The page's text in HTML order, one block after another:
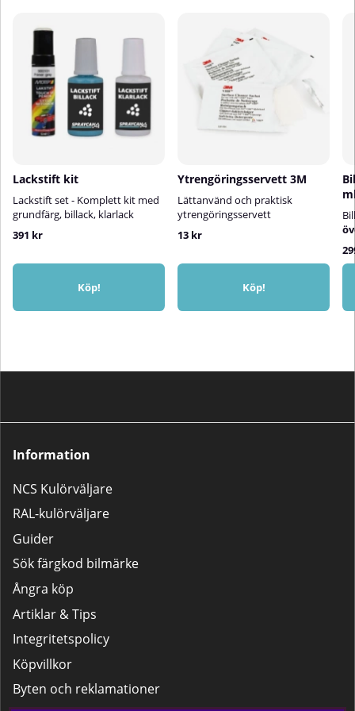
Lackstift kit
Lackstift set - Komplett kit med
grundfärg, billack, klarlack
391 kr
Köp!
Ytrengöringsservett 3M
Lättanvänd och praktisk
ytrengöringsservett
13 kr
Köp!
Information
NCS Kulörväljare
RAL-kulörväljare
Guider
Sök färgkod bilmärke
Ångra köp
Artiklar & Tips
Integritetspolicy
Köpvillkor
Byten och reklamationer